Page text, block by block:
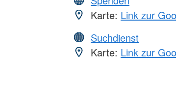
Karte: Link zur
Suchdienst
Karte: Link zur